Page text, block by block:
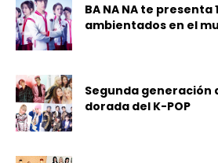
BA NA NA te presenta
ambientados en el
Segunda generación
dorada del K-POP